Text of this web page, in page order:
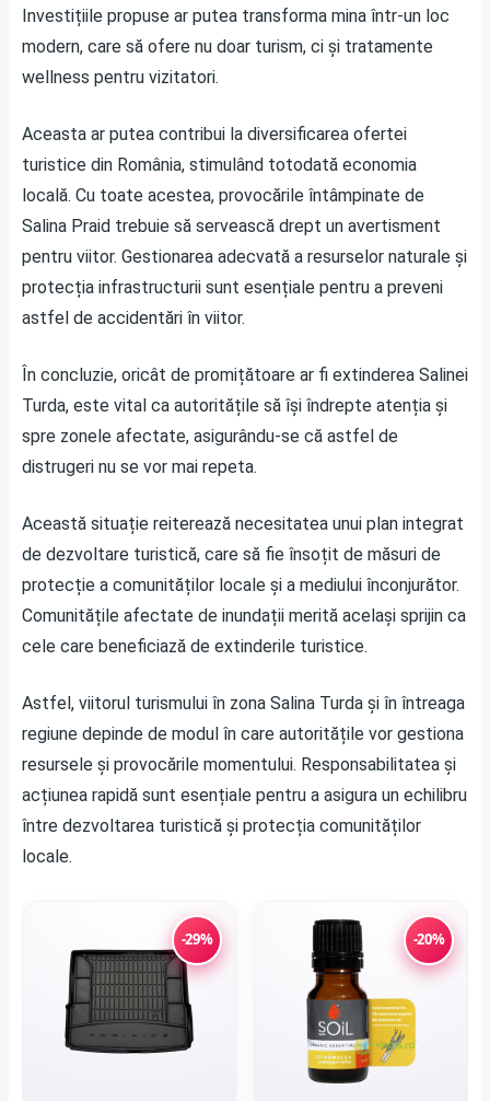
Investițiile propuse ar putea transforma mina într-un loc
modern, care să ofere nu doar turism, ci și tratamente
wellness pentru vizitatori.
Aceasta ar putea contribui la diversificarea ofertei
turistice din România, stimulând totodată economia
locală. Cu toate acestea, provocările întâmpinate de
Salina Praid trebuie să servească drept un avertisment
pentru viitor. Gestionarea adecvată a resurselor naturale și
protecția infrastructurii sunt esențiale pentru a preveni
astfel de accidentări în viitor.
În concluzie, oricât de promițătoare ar fi extinderea Salinei
Turda, este vital ca autoritățile să își îndrepte atenția și
spre zonele afectate, asigurându-se că astfel de
distrugeri nu se vor mai repeta.
Această situație reiterează necesitatea unui plan integrat
de dezvoltare turistică, care să fie însoțit de măsuri de
protecție a comunităților locale și a mediului înconjurător.
Comunitățile afectate de inundații merită același sprijin ca
cele care beneficiază de extinderile turistice.
Astfel, viitorul turismului în zona Salina Turda și în întreaga
regiune depinde de modul în care autoritățile vor gestiona
resursele și provocările momentului. Responsabilitatea și
acțiunea rapidă sunt esențiale pentru a asigura un echilibru
între dezvoltarea turistică și protecția comunităților
locale.
-29% -20%